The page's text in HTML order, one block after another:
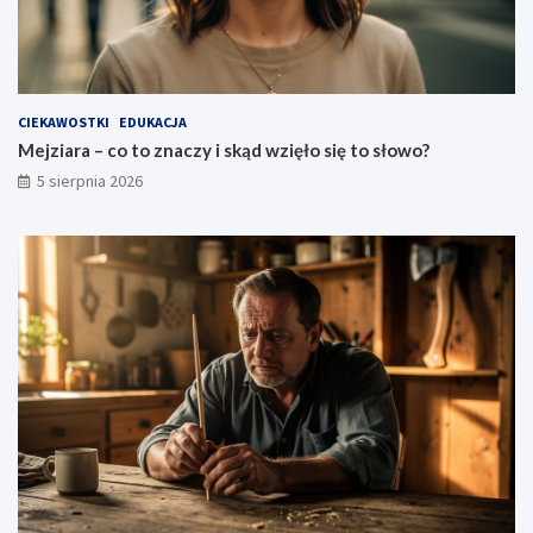
CIEKAWOSTKI EDUKACJA
Mejziara – co to znaczy i skąd wzięło się to słowo?
5 sierpnia 2026